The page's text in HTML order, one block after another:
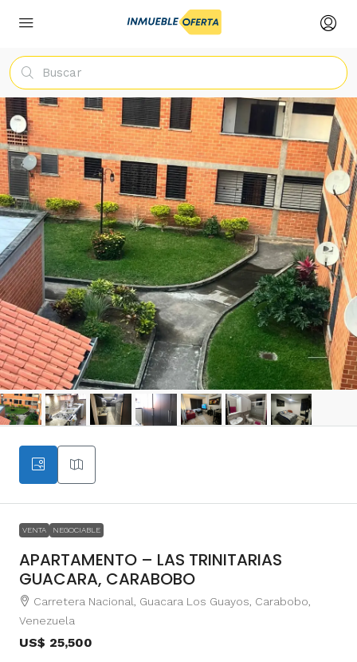
VENTA NEGOCIABLE
APARTAMENTO – LAS TRINITARIAS
GUACARA, CARABOBO
Carretera Nacional, Guacara Los Guayos, Carabobo,
Venezuela
US$ 25,500